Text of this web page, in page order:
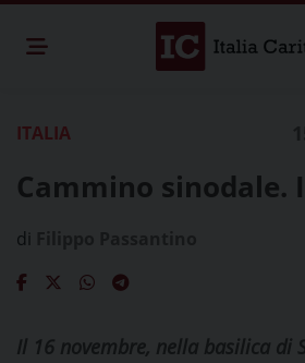
ITALIA
Cammino sinodale.
di
Il 16 novembre, nella basilica di